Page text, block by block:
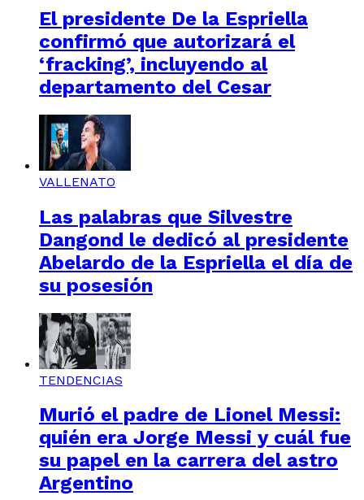
El presidente De la Espriella
confirmó que autorizará el
‘fracking’, incluyendo al
departamento del Cesar
VALLENATO
Las palabras que Silvestre
Dangond le dedicó al presidente
Abelardo de la Espriella el día de
su posesión
TENDENCIAS
Murió el padre de Lionel Messi:
quién era Jorge Messi y cuál fue
su papel en la carrera del astro
Argentino